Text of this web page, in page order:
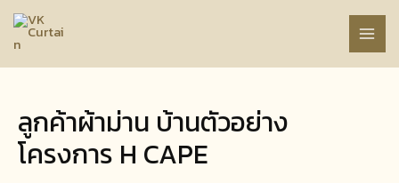
Skip
content
ลูกค้าผ้าม่าน บ้านตัวอย่าง
โครงการ H CAPE